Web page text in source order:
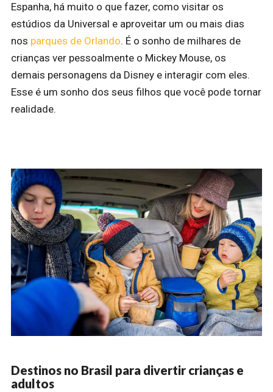
Espanha, há muito o que fazer, como visitar os
estúdios da Universal e aproveitar um ou mais dias
nos parques de Orlando. É o sonho de milhares de
crianças ver pessoalmente o Mickey Mouse, os
demais personagens da Disney e interagir com eles.
Esse é um sonho dos seus filhos que você pode tornar
realidade.
Destinos no Brasil para divertir crianças e
adultos